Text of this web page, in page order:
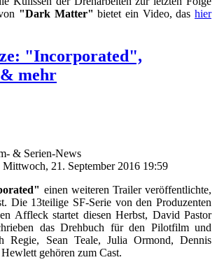
"Dark Matter" bietet ein Video, dashier
"Incorporated",
mehr
& Serien-News
21. September 2016 19:59
einen weiteren Trailer veröffentlichte,
Die 13teilige SF-Serie von den Produzenten
Affleck startet diesen Herbst, David Pastor
das Drehbuch für den Pilotfilm und
Regie, Sean Teale, Julia Ormond, Dennis
gehören zum Cast.